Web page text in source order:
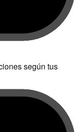
según tus